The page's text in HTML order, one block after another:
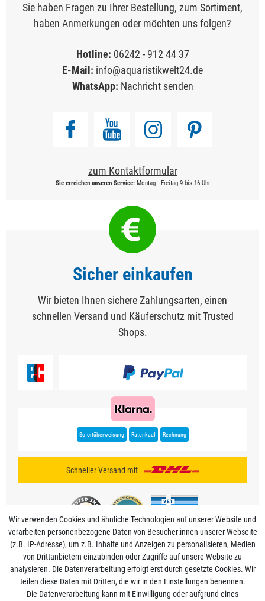
Sie haben Fragen zu Ihrer Bestellung, zum Sortiment,
haben Anmerkungen oder möchten uns folgen?
Hotline: 06242 - 912 44 37
E-Mail: info@aquaristikwelt24.de
WhatsApp: Nachricht senden
zum Kontaktformular
Sie erreichen unseren Service:Montag - Freitag 9 bis 16 Uhr
Sicher einkaufen
Wir bieten Ihnen sichere Zahlungsarten, einen
schnellen Versand und Käuferschutz mit Trusted
Shops.
Sofortüberweisung Ratenkauf Rechnung
Schneller Versand mit
Mein Konto
Wir verwenden Cookies und ähnliche Technologien auf unserer Website und
verarbeiten personenbezogene Daten von Besucher:innen unserer Webseite
(z.B. IP-Adresse), um z.B. Inhalte und Anzeigen zu personalisieren, Medien
von Drittanbietern einzubinden oder Zugriffe auf unsere Website zu
analysieren. Die Datenverarbeitung erfolgt erst durch gesetzte Cookies. Wir
teilen diese Daten mit Dritten, die wir in den Einstellungen benennen.
Die Datenverarbeitung kann mit Einwilligung oder aufgrund eines